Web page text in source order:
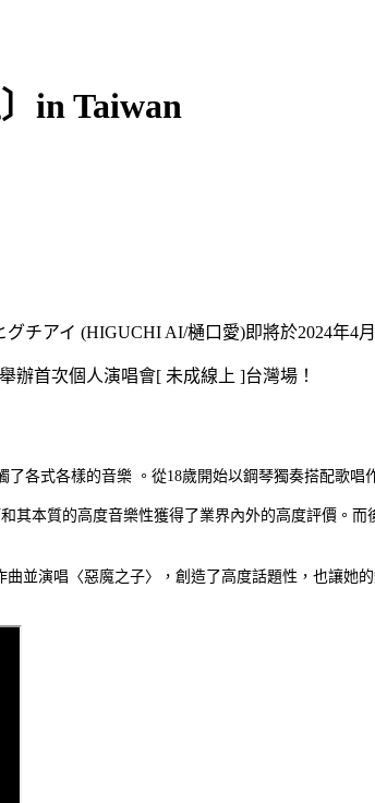
in Taiwan
チアイ (HIGUCHI AI/樋口愛)即將於2024年4月
辦首次個人演唱會[ 未成線上 ]台灣場！
各式各樣的音樂 。從18歲開始以鋼琴獨奏搭配歌唱
本質的高度音樂性獲得了業界內外的高度評價。而
並演唱〈惡魔之子〉，創造了高度話題性，也讓她